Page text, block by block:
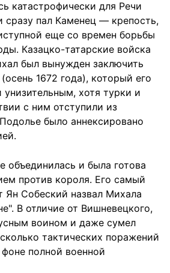
катастрофически для Речи
сразу пал Каменец — крепость,
еще со времен борьбы
Казацко-татарские войска
был вынужден заключить
1672 года), который его
унизительным, хотя турки и
с ним отступили из
было аннексировано
объединилась и была готова
против короля. Его самый
Ян Собеский назвал Михала
В отличие от Вишневецкого,
воином и даже сумел
тактических поражений
полной военной